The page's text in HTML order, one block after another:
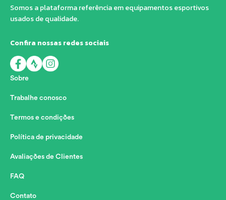
Somos a plataforma referência em equipamentos esportivos
usados de qualidade.
Confira nossas redes sociais
Sobre
Trabalhe conosco
Termos e condições
Política de privacidade
Avaliações de Clientes
FAQ
Contato